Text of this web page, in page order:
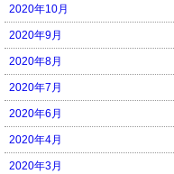
2020年10月
2020年9月
2020年8月
2020年7月
2020年6月
2020年4月
2020年3月